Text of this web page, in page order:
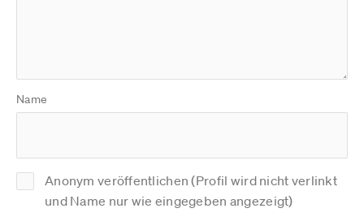
Name
Anonym veröffentlichen (Profil wird nicht verlinkt
und Name nur wie eingegeben angezeigt)